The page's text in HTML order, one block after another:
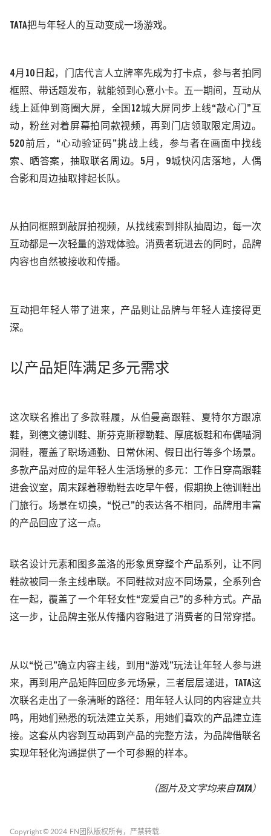
TATA把与年轻人的互动变成一场游戏。
4月10日起，门店代言人立牌率先成为打卡点， 参与者拍同
框照、带话题发布，就能领到心意小卡。五一期间，互动从
线上延伸到商圈大屏 ， 全国 12城大屏同步上线“敲心门”互
动，粉丝对着屏幕拍同款视频，再到门店领取限定周边。
520前后，“心动验证码”挑战上线， 参与者在画面中找线
索、晒答案，抽取联名周边。 5月，9城快闪店落地，人偶
合影和周边抽取排起长队。
从拍同框照到敲屏拍视频，从找线索到排队抽周边，每一次
互动都是一次轻量的游戏体验。 消费者玩进去的同时，品牌
内容也自然被接收和传播。
互动把年轻人带了进来，产品则让 品牌与年轻人 连接得更
深。
以产品矩阵满足多元需求
这次联名推出了 多款鞋履，
从伯曼高跟鞋、夏特尔方跟凉
鞋，到德文德训鞋、斯芬克斯穆勒鞋、厚底板鞋和布偶喵洞
洞鞋，覆盖了职场通勤、日常休闲、假日出行等多个场景。
多款产品对应的是年轻人生活场景的多元：工作日穿高跟鞋
进会议室，周末踩着穆勒鞋去吃早午餐，假期换上德训鞋出
门旅行。场景在切换， “悦己”的表达各不相同，品牌用丰富
的产品回应了这一点。
联名设计元素和图多盖洛的形象贯穿整个产品系列，让不同
鞋款被同一条主线串联。不同鞋款对应不同场景，全系列合
在一起，覆盖了一个年轻女性“宠爱自己”的多种方式。产品
这一步，让品牌主张从传播内容融进 了消费者的日常穿搭。
从以 “悦己”确立内容主线，到用 “游戏”玩法让年轻人参与进
来，再到用产品矩阵回应多元场景，三者层层递进， TATA这
次联名走出了一条清晰的路径：用年轻人认同的内容建立共
鸣，用 她们 熟悉的玩法建立关系，用 她们喜欢 的产品建立连
接。这套从内容到互动再到产品的完整方法，为品牌借联名
实现年轻化沟通提供了一个可参照的样本。
（图片及文字均来自TATA）
Copyright © 2024 FN团队 版权所有，严禁转载.